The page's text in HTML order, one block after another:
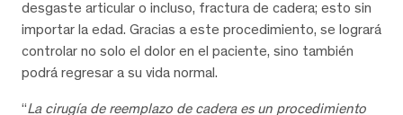
desgaste articular o incluso, fractura de cadera; esto sin
importar la edad. Gracias a este procedimiento, se logrará
controlar no solo el dolor en el paciente, sino también
podrá regresar a su vida normal.
“La cirugía de reemplazo de cadera es un procedimiento